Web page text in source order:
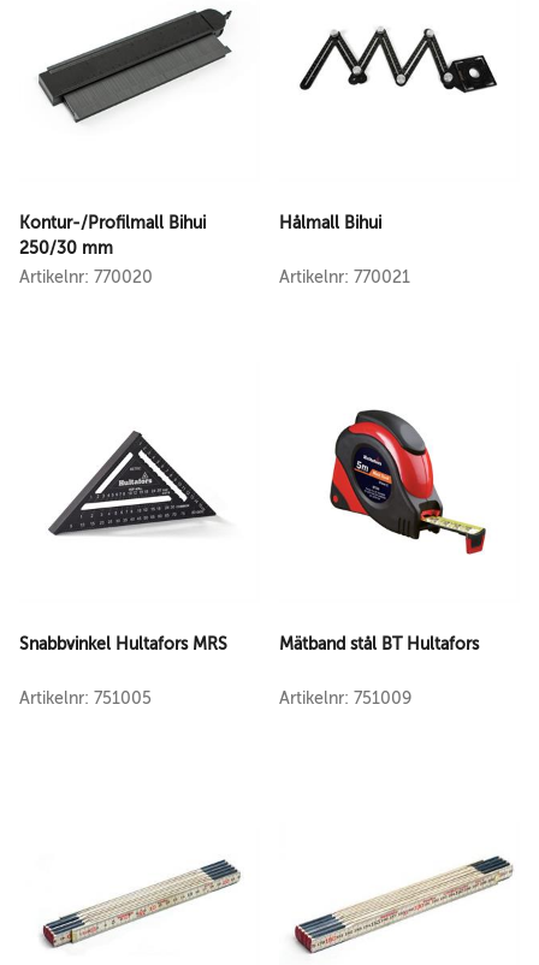
Kontur-/Profilmall Bihui
250/30 mm
Artikelnr: 770020
Hålmall Bihui
Artikelnr: 770021
Snabbvinkel Hultafors MRS
Artikelnr: 751005
Mätband stål BT Hultafors
Artikelnr: 751009